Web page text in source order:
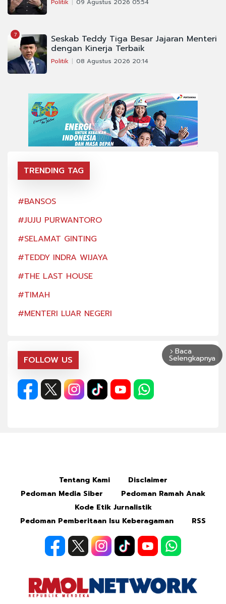
Politik 09 Agustus 2026 05:54
7 Seskab Teddy Tiga Besar Jajaran Menteri
dengan Kinerja Terbaik
Politik 08 Agustus 2026 20:14
TRENDING TAG
#BANSOS
#JUJU PURWANTORO
#SELAMAT GINTING
#TEDDY INDRA WIJAYA
#THE LAST HOUSE
#TIMAH
#MENTERI LUAR NEGERI
FOLLOW US
arrow_forward_ios Baca
Selengkapnya
Tentang Kami
Disclaimer
Pedoman Media Siber
Pedoman Ramah Anak
Kode Etik Jurnalistik
Pedoman Pemberitaan Isu Keberagaman
RSS